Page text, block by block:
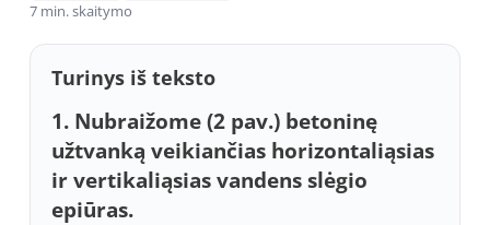
7 min. skaitymo
Turinys iš teksto
1. Nubraižome (2 pav.) betoninę
užtvanką veikiančias horizontaliąsias
ir vertikaliąsias vandens slėgio
epiūras.